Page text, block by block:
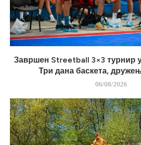
Завршен Streetball 3×3 турнир
Три дана баскета,
06/08/2026